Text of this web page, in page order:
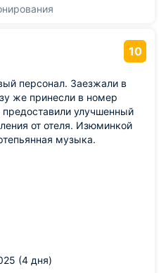
более все качественнее,
чем обычно, а вот выбор
килька и масляная
При этом всегда на
количество.
10
персонал. Заезжали в
же принесли в номер
улучшенный
от отеля. Изюминкой
музыка.
(4 дня)